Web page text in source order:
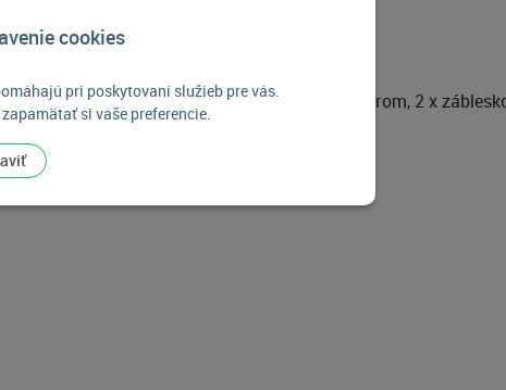
cookies
pri poskytovaní služieb pre vás.
si vaše preferencie.
štúdiový kit
obsahuje 2 x držiak žiarovky E27 s reflektorom, 2 x
portrétov a produktov.